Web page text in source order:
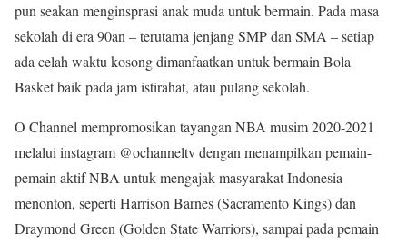
pun seakan menginsprasi anak muda untuk bermain. Pada masa
sekolah di era 90an – terutama jenjang SMP dan SMA – setiap
ada celah waktu kosong dimanfaatkan untuk bermain Bola
Basket baik pada jam istirahat, atau pulang sekolah.
O Channel mempromosikan tayangan NBA musim 2020-2021
melalui instagram @ochanneltv dengan menampilkan pemain-
pemain aktif NBA untuk mengajak masyarakat Indonesia
menonton, seperti Harrison Barnes (Sacramento Kings) dan
Draymond Green (Golden State Warriors), sampai pada pemain